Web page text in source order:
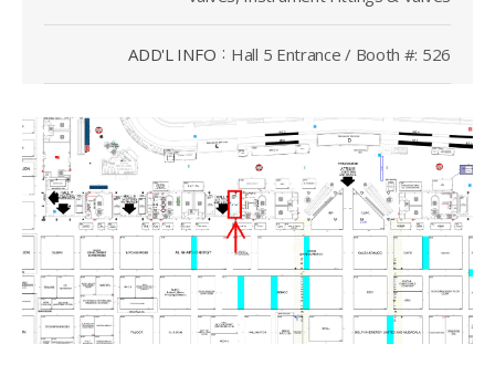
ADD'L INFO Hall 5 Entrance / Booth #: 526